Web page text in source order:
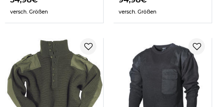
versch. Größen versch. Größen